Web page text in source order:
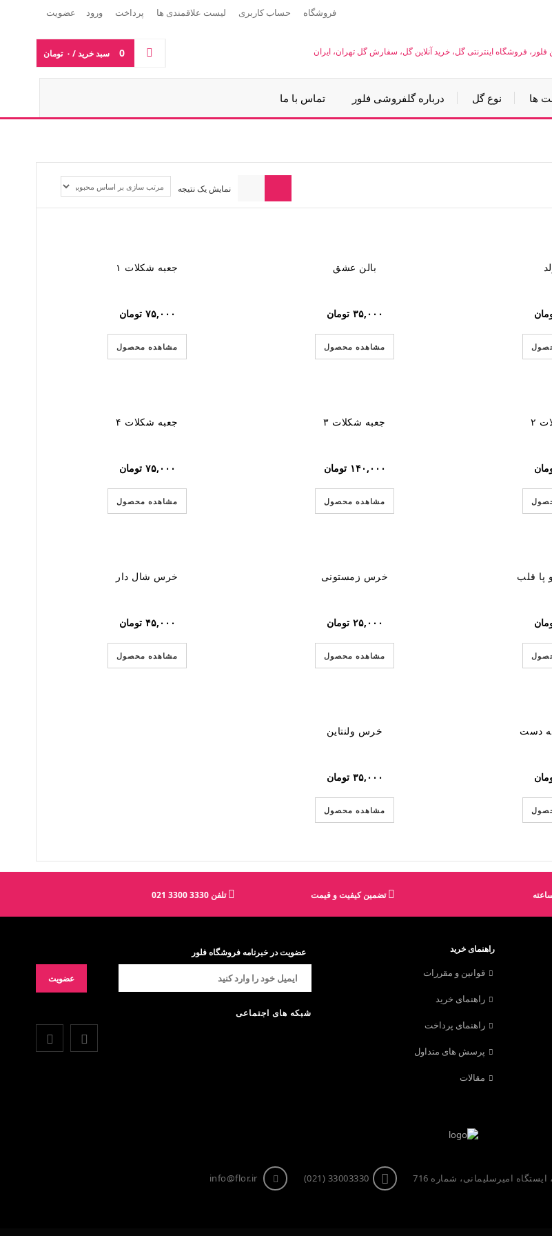
فروشگاه حساب کاربری لیست علاقمندی ها پرداخت ورود عضویت
0 سبد خرید / ۰ تومان
ها نوع گل درباره گلفروشی فلور تماس با ما
نمایش یک نتیجه
بالن عشق
۳۵,۰۰۰ تومان
مشاهده محصول
جعبه شکلات ۱
۷۵,۰۰۰ تومان
مشاهده محصول
۲ جعبه شکلات ۳
۱۴۰,۰۰۰ تومان
مشاهده محصول
جعبه شکلات ۴
۷۵,۰۰۰ تومان
مشاهده محصول
قلب خرس زمستونی
۲۵,۰۰۰ تومان
مشاهده محصول
خرس شال دار
۴۵,۰۰۰ تومان
مشاهده محصول
دست خرس ولنتاین
۳۵,۰۰۰ تومان
مشاهده محصول
تضمین کیفیت و قیمت تلفن 3330 3300 021
راهنمای خرید
قوانین و مقررات
راهنمای خرید
راهنمای پرداخت
پرسش های متداول
مقالات
عضویت در خبرنامه فروشگاه فلور
شبکه های اجتماعی
امیرسلیمانی، شماره 716 33003330 (021)